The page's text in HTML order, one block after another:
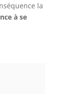
la
à se